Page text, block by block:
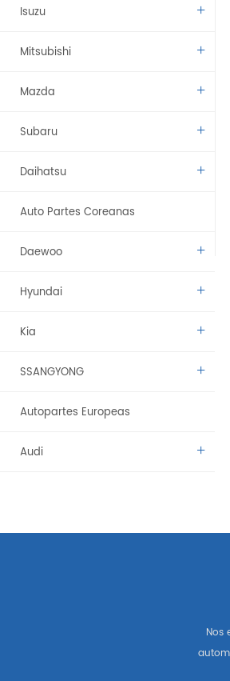
Isuzu
Mitsubishi
Mazda
Subaru
Daihatsu
Auto Partes Coreanas
Daewoo
Hyundai
Kia
SSANGYONG
Autopartes Europeas
Audi
BMW
Nos